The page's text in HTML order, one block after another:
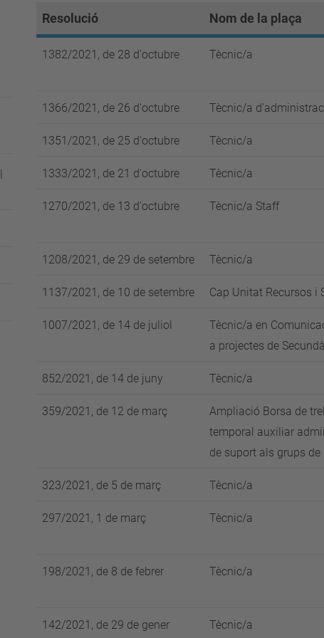
Resolució Nom de la plaça
1382/2021, de 28 d'octubre Tècnic/a
1366/2021, de 26 d'octubre Tècnic/a
1351/2021, de 25 d'octubre Tècnic/a
1333/2021, de 21 d'octubre Tècnic/a
1270/2021, de 13 d'octubre Tècnic/a Staff
1208/2021, de 29 de setembre Tècnic/a
1137/2021, de 10 de setembre Cap Unitat Recursos i
1007/2021, de 14 de juliol
Tècnic/a en
a projectes de
852/2021, de 14 de juny Tècnic/a
359/2021, de 12 de març
Ampliació Borsa de
temporal auxiliar
de suport als grups de
323/2021, de 5 de març Tècnic/a
297/2021, 1 de març Tècnic/a
198/2021, de 8 de febrer Tècnic/a
142/2021, de 29 de gener Tècnic/a